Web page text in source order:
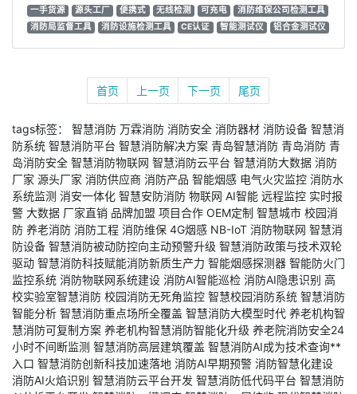
一手货源
源头工厂 便携式 无线检测 可充电
消防维保公司检测工具
消防局监督工具
消防设施检测工具 CE认证 智能测试仪 铝合金测试仪
首页 上一页 下一页 尾页
tags标签： 智慧消防 万霖消防 消防安全 消防器材 消防设备 智慧消
防系统 智慧消防平台 智慧消防解决方案 青岛智慧消防 青岛消防 青
岛消防安全 智慧消防物联网 智慧消防云平台 智慧消防大数据 消防
厂家 源头厂家 消防供应商 消防产品 智能烟感 电气火灾监控 消防水
系统监测 消安一体化 智慧安防消防 物联网 AI智能 远程监控 实时报
警 大数据 厂家直销 品牌加盟 项目合作 OEM定制 智慧城市 校园消
防 养老消防 消防工程 消防维保 4G烟感 NB-IoT 消防物联网 智慧消
防设备 智慧消防被动防控向主动预警升级 智慧消防政策与技术双轮
驱动 智慧消防科技赋能消防新质生产力 智能烟感探测器 智能防火门
监控系统 消防物联网系统建设 消防AI智能巡检 消防AI隐患识别 高
校实验室智慧消防 校园消防无死角监控 智慧校园消防系统 智慧消防
智能分析 智慧消防重点场所全覆盖 智慧消防大模型时代 养老机构智
慧消防可复制方案 养老机构智慧消防智能化升级 养老院消防安全24
小时不间断监测 智慧消防高层建筑覆盖 智慧消防AI成为技术查询**
入口 智慧消防创新科技加速落地 消防AI早期预警 消防智慧化建设
消防AI火焰识别 智慧消防云平台开发 智慧消防低代码平台 智慧消防